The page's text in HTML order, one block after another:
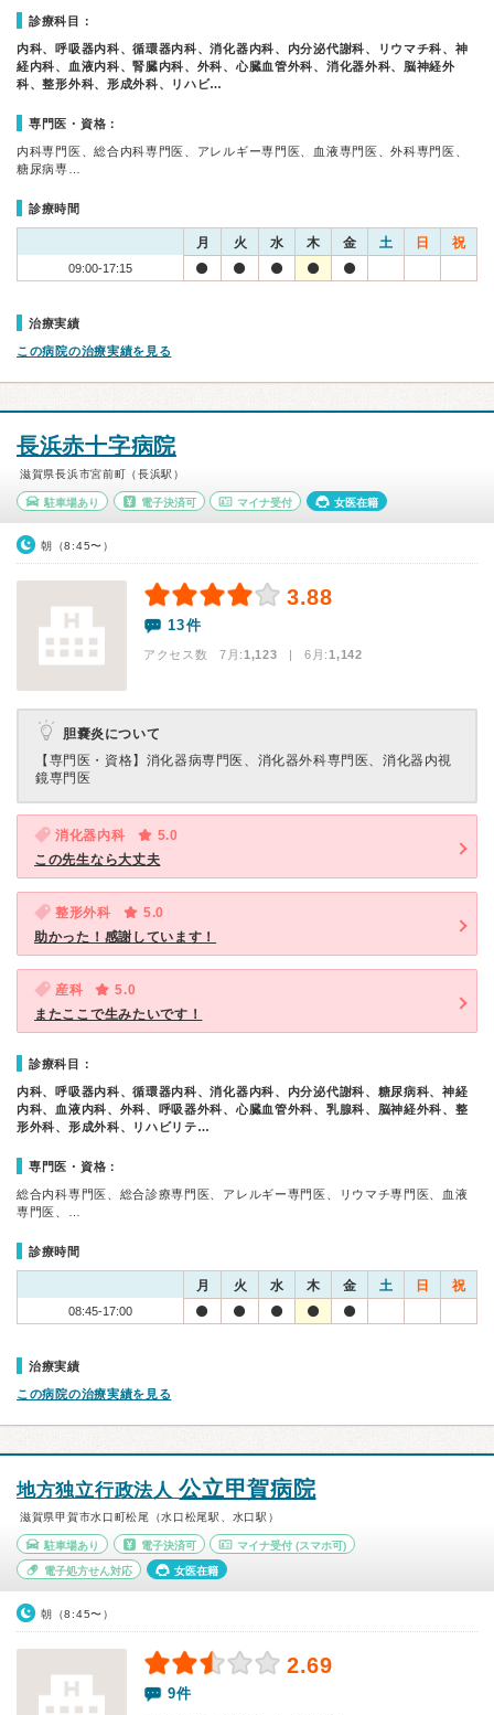
診療科目：
内科、呼吸器内科、循環器内科、消化器内科、内分泌代謝科、リウマチ科、神
経内科、血液内科、腎臓内科、外科、心臓血管外科、消化器外科、脳神経外
科、整形外科、形成外科、リハビ…
専門医・資格：
内科専門医、総合内科専門医、アレルギー専門医、血液専門医、外科専門医、
糖尿病専…
診療時間
月 火 水 木 金 土 日 祝
09:00-17:15
治療実績
この病院の治療実績を見る
長浜赤十字病院
滋賀県長浜市宮前町（長浜駅）
駐車場あり 電子決済可 マイナ受付 女医在籍
朝（8:45〜）
3.88
13件
アクセス数 7月:1,123 | 6月:1,142
胆嚢炎について
【専門医・資格】 消化器病専門医、消化器外科専門医、消化器内視
鏡専門医
消化器内科
5.0
この先生なら大丈夫
整形外科
5.0
助かった！感謝しています！
産科
5.0
またここで生みたいです！
診療科目：
内科、呼吸器内科、循環器内科、消化器内科、内分泌代謝科、糖尿病科、神経
内科、血液内科、外科、呼吸器外科、心臓血管外科、乳腺科、脳神経外科、整
形外科、形成外科、リハビリテ…
専門医・資格：
総合内科専門医、総合診療専門医、アレルギー専門医、リウマチ専門医、血液
専門医、…
診療時間
月 火 水 木 金 土 日 祝
08:45-17:00
治療実績
この病院の治療実績を見る
地方独立行政法人公立甲賀病院
滋賀県甲賀市水口町松尾（水口松尾駅、水口駅）
駐車場あり 電子決済可 マイナ受付 (スマホ可)
電子処方せん対応 女医在籍
朝（8:45〜）
2.69
9件